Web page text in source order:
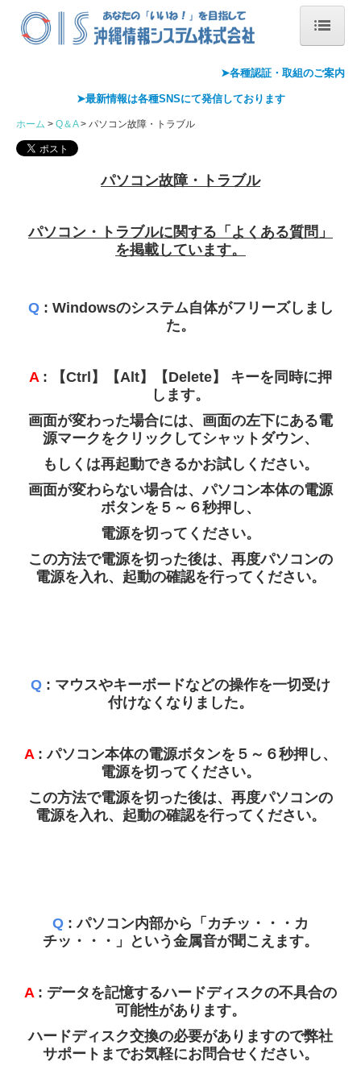
情報セキュリティ基本方針
Pマーク取得
各種SNS
取扱商品
ガス会社さま 支援システム
栄養士さま 支援システム
パソコン 修理・保守
OISモバイルサポート
LPガス販売管理システム
給食管理システム
保守
LAN工事
パソコン故障・トラブル
採用情報
➤各種認証・ 取組のご案内
➤最新情報は各種SNSにて発信しております
ホーム Q＆A パソコン故障・トラブル
パソコン故障・トラブル
パソコン・トラブルに関する「よくある質問」
を掲載しています。
Q: Windowsのシステム自体がフリーズしまし
た。
A : 【Ctrl】【Alt】【Delete】 キーを同時に押
します。
画面が変わった場合には、画面の左下にある電
源マークをクリックしてシャットダウン、
もしくは再起動できるかお試しください。
画面が変わらない場合は、パソコン本体の電源
ボタンを５～６秒押し、
電源を切ってください。
この方法で電源を切った後は、再度パソコンの
電源を入れ、起動の確認を行ってください。
Q : マウスやキーボードなどの操作を一切受け
付けなくなりました。
A : パソコン本体の電源ボタンを５～６秒押し、
電源を切ってください。
この方法で電源を切った後は、再度パソコンの
電源を入れ、起動の確認を行ってください。
Q : パソコン内部から「カチッ・・・カ
チッ・・・」という金属音が聞こえます。
A : データを記憶するハードディスクの不具合の
可能性があります。
ハードディスク交換の必要がありますので弊社
サポートまでお気軽にお問合せください。